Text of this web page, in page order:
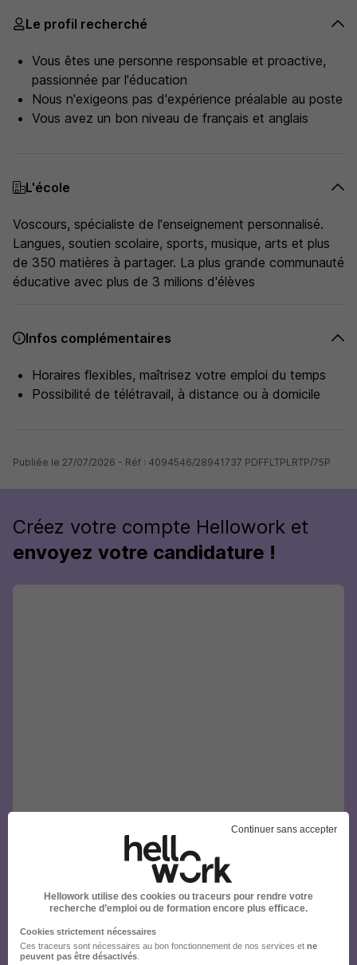
Le profil recherché
Vous êtes une personne responsable et proactive,
passionnée par l'éducation
Nous n'exigeons pas d'expérience préalable au poste
Vous avez un bon niveau de français et anglais
L'école
Voscours, spécialiste de l'enseignement personnalisé.
Langues, soutien scolaire, sports, musique, arts et plus
de 350 matières à partager. La plus grande communauté
éducative avec plus de 3 milions d'élèves
Infos complémentaires
Horaires flexibles, maîtrisez votre emploi du temps
Possibilité de télétravail, à distance ou à domicile
Publiée le 27/07/2026 - Réf : 4094546/28941737 PDFFLTPLRTP/75P
Créez votre compte Hellowork et
envoyez votre candidature !
Continuer sans accepter
Hellowork utilise des cookies ou traceurs pour rendre votre
recherche d’emploi ou de formation encore plus efficace.
Cookies strictement nécessaires
Ces traceurs sont nécessaires au bon fonctionnement de nos services et ne
peuvent pas être désactivés